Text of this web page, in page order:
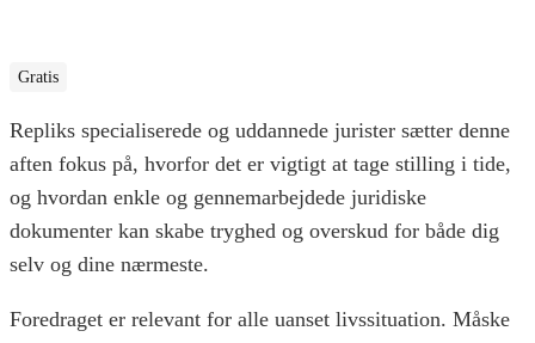
Gratis
Repliks specialiserede og uddannede jurister sætter denne
aften fokus på, hvorfor det er vigtigt at tage stilling i tide,
og hvordan enkle og gennemarbejdede juridiske
dokumenter kan skabe tryghed og overskud for både dig
selv og dine nærmeste.
Foredraget er relevant for alle uanset livssituation. Måske